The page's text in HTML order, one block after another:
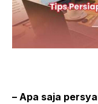
– Apa saja